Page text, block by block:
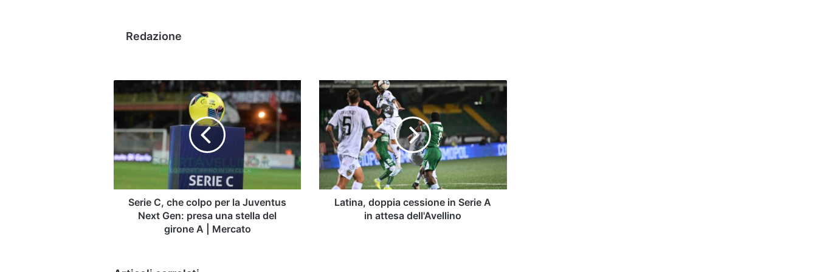
Redazione
C,
che
colpo
per
la
Juventus
Gen:
presaSerie C, che colpo per la Juventus
Next Gen: presa una stella del
girone A | Mercato
Latina,
cessione
in
Serie
A
in
attesa
dell'Avellino
Latina, doppia cessione in Serie A
in attesa dell'Avellino